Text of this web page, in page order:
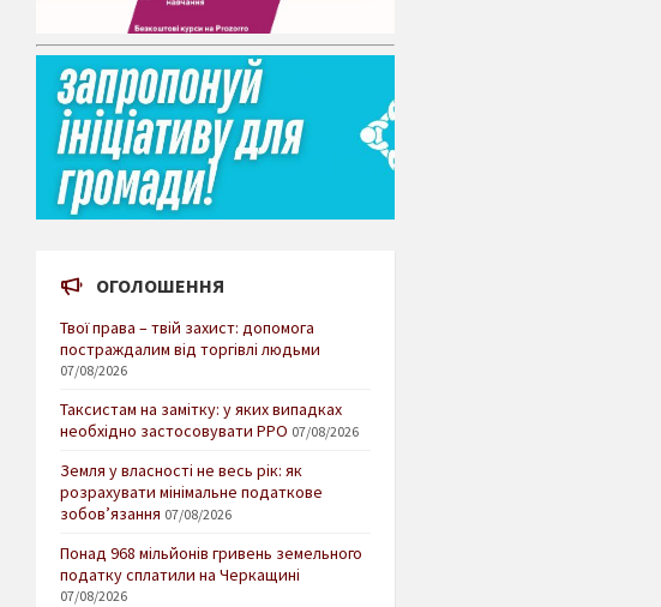
ОГОЛОШЕННЯ
Твої права – твій захист: допомога
постраждалим від торгівлі людьми
07/08/2026
Таксистам на замітку: у яких випадках
необхідно застосовувати РРО 07/08/2026
Земля у власності не весь рік: як
розрахувати мінімальне податкове
зобов’язання 07/08/2026
Понад 968 мільйонів гривень земельного
податку сплатили на Черкащині
07/08/2026